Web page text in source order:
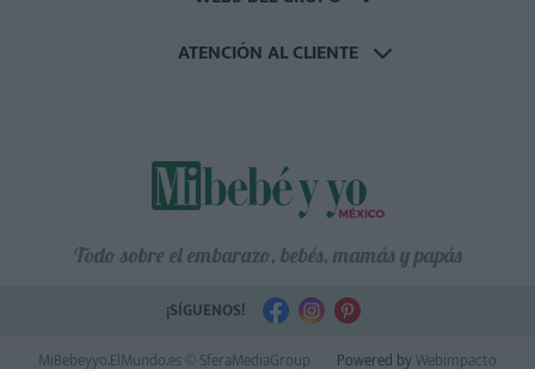
ATENCIÓN AL CLIENTE
Todo sobre el embarazo, bebés, mamás y papás
¡SÍGUENOS!
MiBebeyyo.ElMundo.es © SferaMediaGroup
Powered byWebimpacto